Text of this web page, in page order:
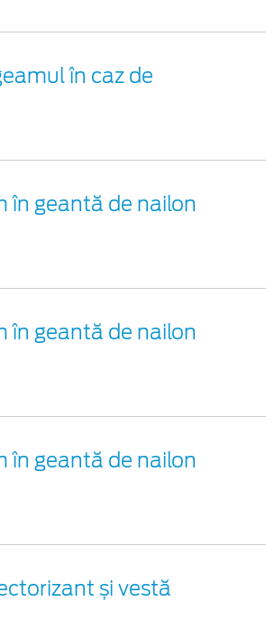
în caz de
în geantă de nailon
în geantă de nailon
în geantă de nailon
și vestă